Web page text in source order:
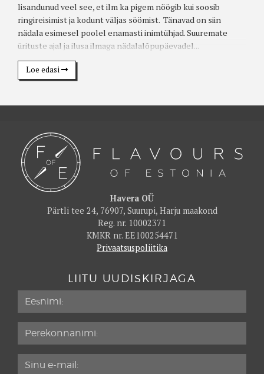
lisandunud veel see, et ilm ka pigem nöögib kui soosib
ringireisimist ja kodunt väljas söömist. Tänavad on siin
nädala esimesel poolel enamasti inimtühjad. Suuremate
ürituste ajal ja ilusa ilmaga nädalalõpupäevadel...
Loe edasi
Havera OÜ
Pärtli tee 24, 76907, Suurupi, Harju maakond
Reg. nr. 10002371
KMKR nr. EE100254471
Privaatsuspoliitika
LIITU UUDISKIRJAGA